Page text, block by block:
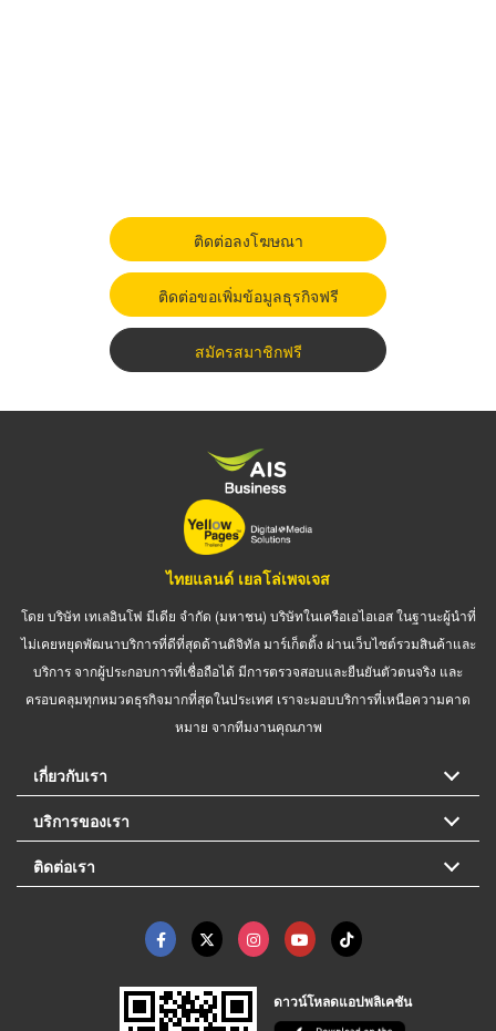
ติดต่อลงโฆษณา
ติดต่อขอเพิ่มข้อมูลธุรกิจฟรี
สมัครสมาชิกฟรี
ไทยแลนด์ เยลโล่เพจเจส
โดย บริษัท เทเลอินโฟ มีเดีย จำกัด (มหาชน) บริษัทในเครือเอไอเอส ในฐานะผู้นำที่
ไม่เคยหยุดพัฒนาบริการที่ดีที่สุดด้านดิจิทัล มาร์เก็ตติ้ง ผ่านเว็บไซต์รวมสินค้าและ
บริการ จากผู้ประกอบการที่เชื่อถือได้ มีการตรวจสอบและยืนยันตัวตนจริง และ
ครอบคลุมทุกหมวดธุรกิจมากที่สุดในประเทศ เราจะมอบบริการที่เหนือความคาด
หมาย จากทีมงานคุณภาพ
เกี่ยวกับเรา
บริการของเรา
ติดต่อเรา
ดาวน์โหลดแอปพลิเคชัน